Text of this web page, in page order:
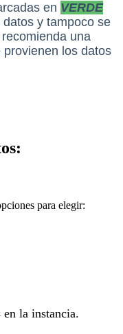
en VERDE
y tampoco se
una
los datos
para elegir:
en la instancia.